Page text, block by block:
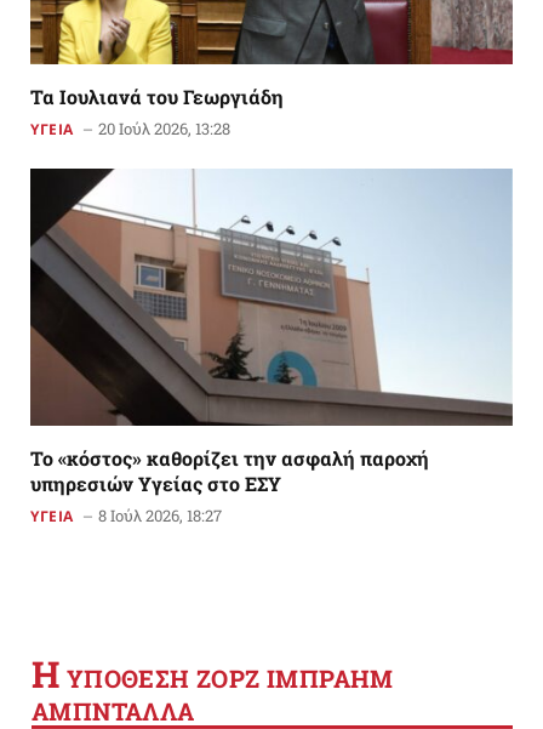
Τα Ιουλιανά του Γεωργιάδη
ΥΓΕΙΑ 20 Ιούλ 2026, 13:28
Το «κόστος» καθορίζει την ασφαλή παροχή
υπηρεσιών Υγείας στο ΕΣΥ
ΥΓΕΙΑ 8 Ιούλ 2026, 18:27
Η YΠΟΘΕΣΗ ΖΟΡΖ ΙΜΠΡΑΗΜ
ΑΜΠΝΤΑΛΛΑ